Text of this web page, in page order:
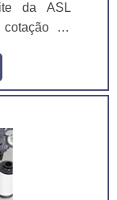
da ASL
na
ser
ajuda a
dos
com